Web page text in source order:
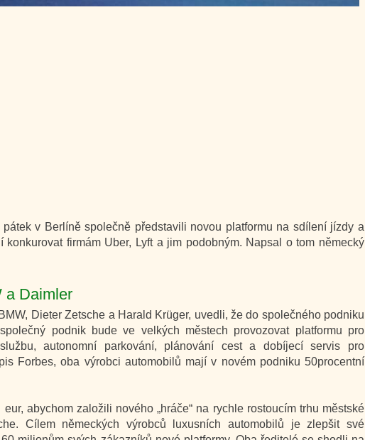
v Berlíně společně představili novou platformu na sdílení jízdy a
konkurovat firmám Uber, Lyft a jim podobným. Napsal o tom německý
a Daimler
Dieter Zetsche a Harald Krüger, uvedli, že do společného podniku
podnik bude ve velkých městech provozovat platformu pro
autonomní parkování, plánování cest a dobíjecí servis pro
Forbes, oba výrobci automobilů mají v novém podniku 50procentní
abychom založili nového „hráče“ na rychle rostoucím trhu městské
Cílem německých výrobců luxusních automobilů je zlepšit své